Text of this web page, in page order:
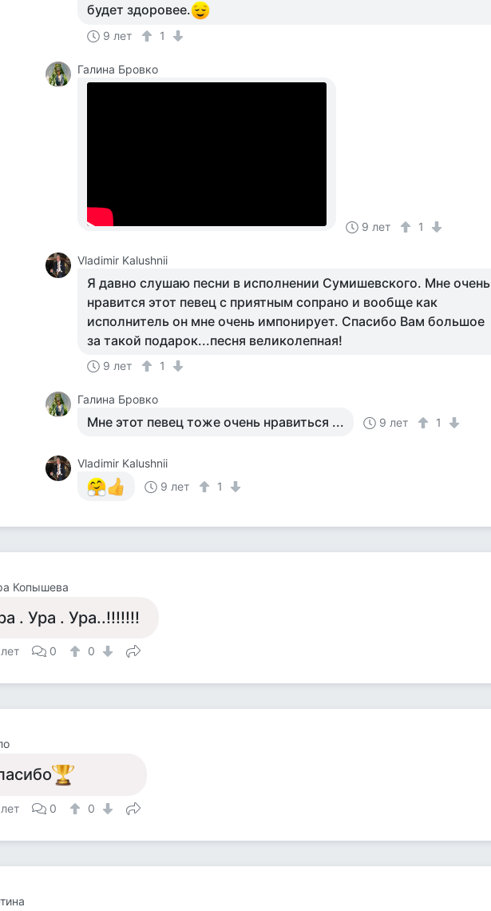
будет здоровее.
9 лет 1
Галина Бровко
9 лет 1
Vladimir Kalushnii
Я давно слушаю песни в исполнении Сумишевского. Мне очень
нравится этот певец с приятным сопрано и вообще как
исполнитель он мне очень импонирует. Спасибо Вам большое
за такой подарок...песня великолепная!
9 лет 1
Галина Бровко
Мне этот певец тоже очень нравиться ... 9 лет 1
Vladimir Kalushnii
9 лет
1
Копышева
. Ура . Ура..!!!!!!!
0 0
0 0